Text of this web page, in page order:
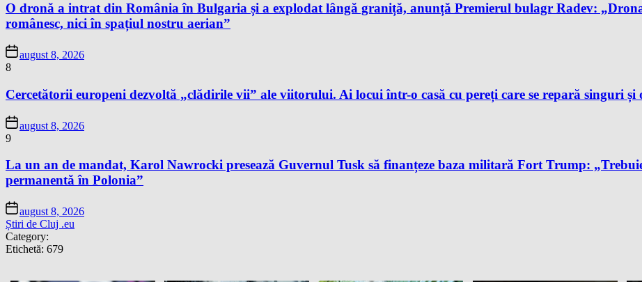
O dronă a intrat din România în Bulgaria și a explodat lângă graniță, anunță Premierul bulagr Radev:
românesc, nici în spațiul nostru aerian”
august 8, 2026
8
Cercetătorii europeni dezvoltă „clădirile vii” ale viitorului. Ai locui într-o casă cu pereți care se repară singuri și
august 8, 2026
9
La un an de mandat, Karol Nawrocki presează Guvernul Tusk să finanțeze baza militară Fort Trump:
permanentă în Polonia”
august 8, 2026
Știri de Cluj .eu
Category:
Etichetă: 679